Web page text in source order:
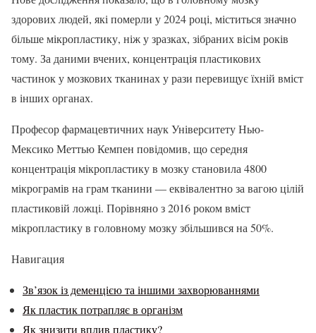
здорових людей, які померли у 2024 році, міститься значно
більше мікропластику, ніж у зразках, зібраних вісім років
тому. За даними вчених, концентрація пластикових
частинок у мозкових тканинах у рази перевищує їхній вміст
в інших органах.
Професор фармацевтичних наук Університету Нью-
Мексико Меттью Кемпен повідомив, що середня
концентрація мікропластику в мозку становила 4800
мікрограмів на грам тканини — еквівалентно за вагою цілій
пластиковій ложці. Порівняно з 2016 роком вміст
мікропластику в головному мозку збільшився на 50%.
Навигация
Зв’язок із деменцією та іншими захворюваннями
Як пластик потрапляє в організм
Як знизити вплив пластику?